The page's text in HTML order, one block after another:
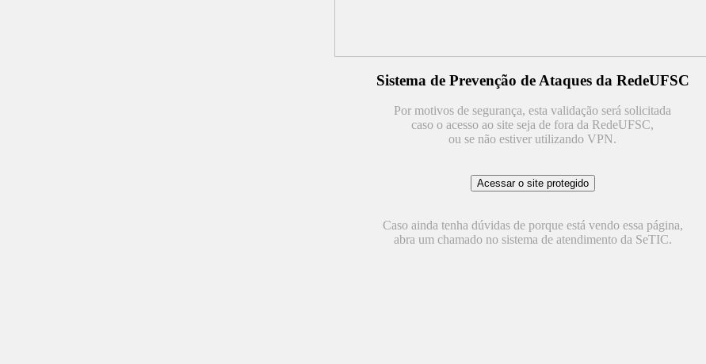
Sistema de Prevenção de Ataques da RedeUFSC
Por motivos de segurança, esta validação será solicitada
caso o acesso ao site seja de fora da RedeUFSC,
ou se não estiver utilizando VPN.
Caso ainda tenha dúvidas de porque está vendo essa página,
abra um chamado no sistema de atendimento da SeTIC.